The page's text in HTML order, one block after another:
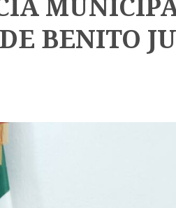
BENITO
Marcial será
Reviven
de la